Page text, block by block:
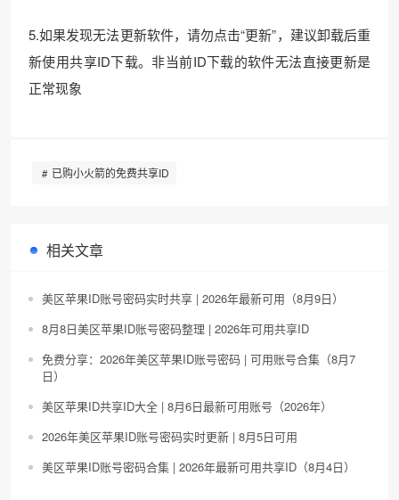
5.如果发现无法更新软件，请勿点击“更新”，建议卸载后重
新使用共享ID下载。非当前ID下载的软件无法直接更新是
正常现象
已购小火箭的免费共享ID
相关文章
美区苹果ID账号密码实时共享 | 2026年最新可用（8月9日）
8月8日美区苹果ID账号密码整理 | 2026年可用共享ID
免费分享：2026年美区苹果ID账号密码 | 可用账号合集（8月7
日）
美区苹果ID共享ID大全 | 8月6日最新可用账号（2026年）
2026年美区苹果ID账号密码实时更新 | 8月5日可用
美区苹果ID账号密码合集 | 2026年最新可用共享ID（8月4日）